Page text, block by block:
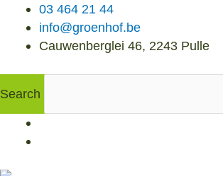
Spring 03 464 21 44
info@groenhof.be
Cauwenberglei 46, 2243 Pulle
Search